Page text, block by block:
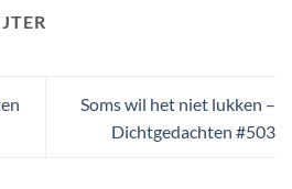
Soms wil het niet lukken –
Dichtgedachten #503